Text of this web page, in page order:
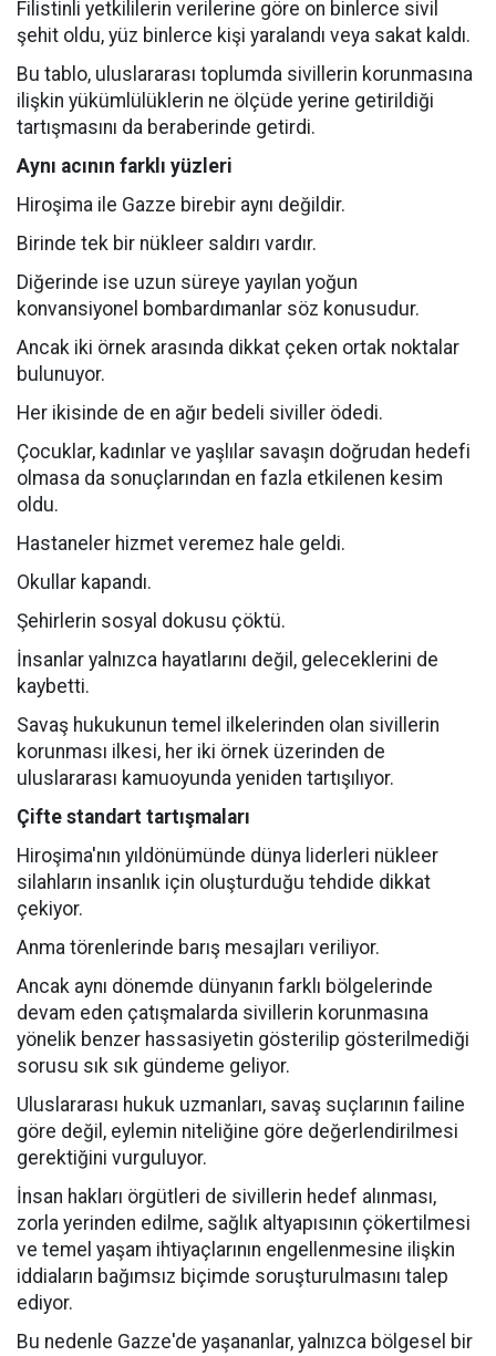
Filistinli yetkililerin verilerine göre on binlerce sivil
şehit oldu, yüz binlerce kişi yaralandı veya sakat kaldı.
Bu tablo, uluslararası toplumda sivillerin korunmasına
ilişkin yükümlülüklerin ne ölçüde yerine getirildiği
tartışmasını da beraberinde getirdi.
Aynı acının farklı yüzleri
Hiroşima ile Gazze birebir aynı değildir.
Birinde tek bir nükleer saldırı vardır.
Diğerinde ise uzun süreye yayılan yoğun
konvansiyonel bombardımanlar söz konusudur.
Ancak iki örnek arasında dikkat çeken ortak noktalar
bulunuyor.
Her ikisinde de en ağır bedeli siviller ödedi.
Çocuklar, kadınlar ve yaşlılar savaşın doğrudan hedefi
olmasa da sonuçlarından en fazla etkilenen kesim
oldu.
Hastaneler hizmet veremez hale geldi.
Okullar kapandı.
Şehirlerin sosyal dokusu çöktü.
İnsanlar yalnızca hayatlarını değil, geleceklerini de
kaybetti.
Savaş hukukunun temel ilkelerinden olan sivillerin
korunması ilkesi, her iki örnek üzerinden de
uluslararası kamuoyunda yeniden tartışılıyor.
Çifte standart tartışmaları
Hiroşima'nın yıldönümünde dünya liderleri nükleer
silahların insanlık için oluşturduğu tehdide dikkat
çekiyor.
Anma törenlerinde barış mesajları veriliyor.
Ancak aynı dönemde dünyanın farklı bölgelerinde
devam eden çatışmalarda sivillerin korunmasına
yönelik benzer hassasiyetin gösterilip gösterilmediği
sorusu sık sık gündeme geliyor.
Uluslararası hukuk uzmanları, savaş suçlarının failine
göre değil, eylemin niteliğine göre değerlendirilmesi
gerektiğini vurguluyor.
İnsan hakları örgütleri de sivillerin hedef alınması,
zorla yerinden edilme, sağlık altyapısının çökertilmesi
ve temel yaşam ihtiyaçlarının engellenmesine ilişkin
iddiaların bağımsız biçimde soruşturulmasını talep
ediyor.
Bu nedenle Gazze'de yaşananlar, yalnızca bölgesel bir